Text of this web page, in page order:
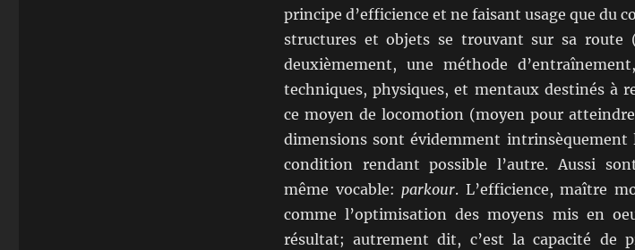
principe d’efficience et ne faisant usage que du
structures et objets se trouvant sur sa route
deuxièmement, une méthode
techniques, physiques, et mentaux destinés à
ce moyen de locomotion (moyen pour
dimensions sont évidemment intrinsèquement
condition rendant possible l’autre. Aussi
même vocable:parkour. L’efficience, maître
comme l’optimisation des moyens mis en
résultat; autrement dit, c’est la capacité de